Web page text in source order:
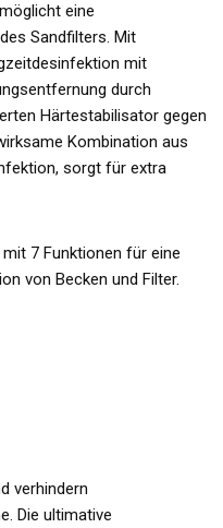
eine
Sandfilters. Mit
mit
durch
Härtestabilisator gegen
Kombination aus
sorgt für extra
7 Funktionen für eine
von Becken und Filter.
verhindern
Die ultimative